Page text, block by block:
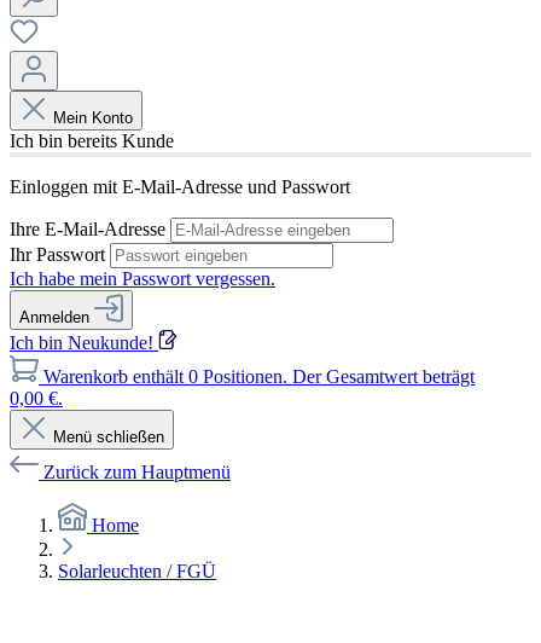
Mein Konto
Ich bin bereits Kunde
Einloggen mit E-Mail-Adresse und Passwort
Ihre E-Mail-Adresse
Ihr Passwort
Ich habe mein Passwort vergessen.
Anmelden
Ich bin Neukunde!
Warenkorb enthält 0 Positionen. Der Gesamtwert beträgt
0,00 €.
Menü schließen
Zurück zum Hauptmenü
Home
Solarleuchten / FGÜ